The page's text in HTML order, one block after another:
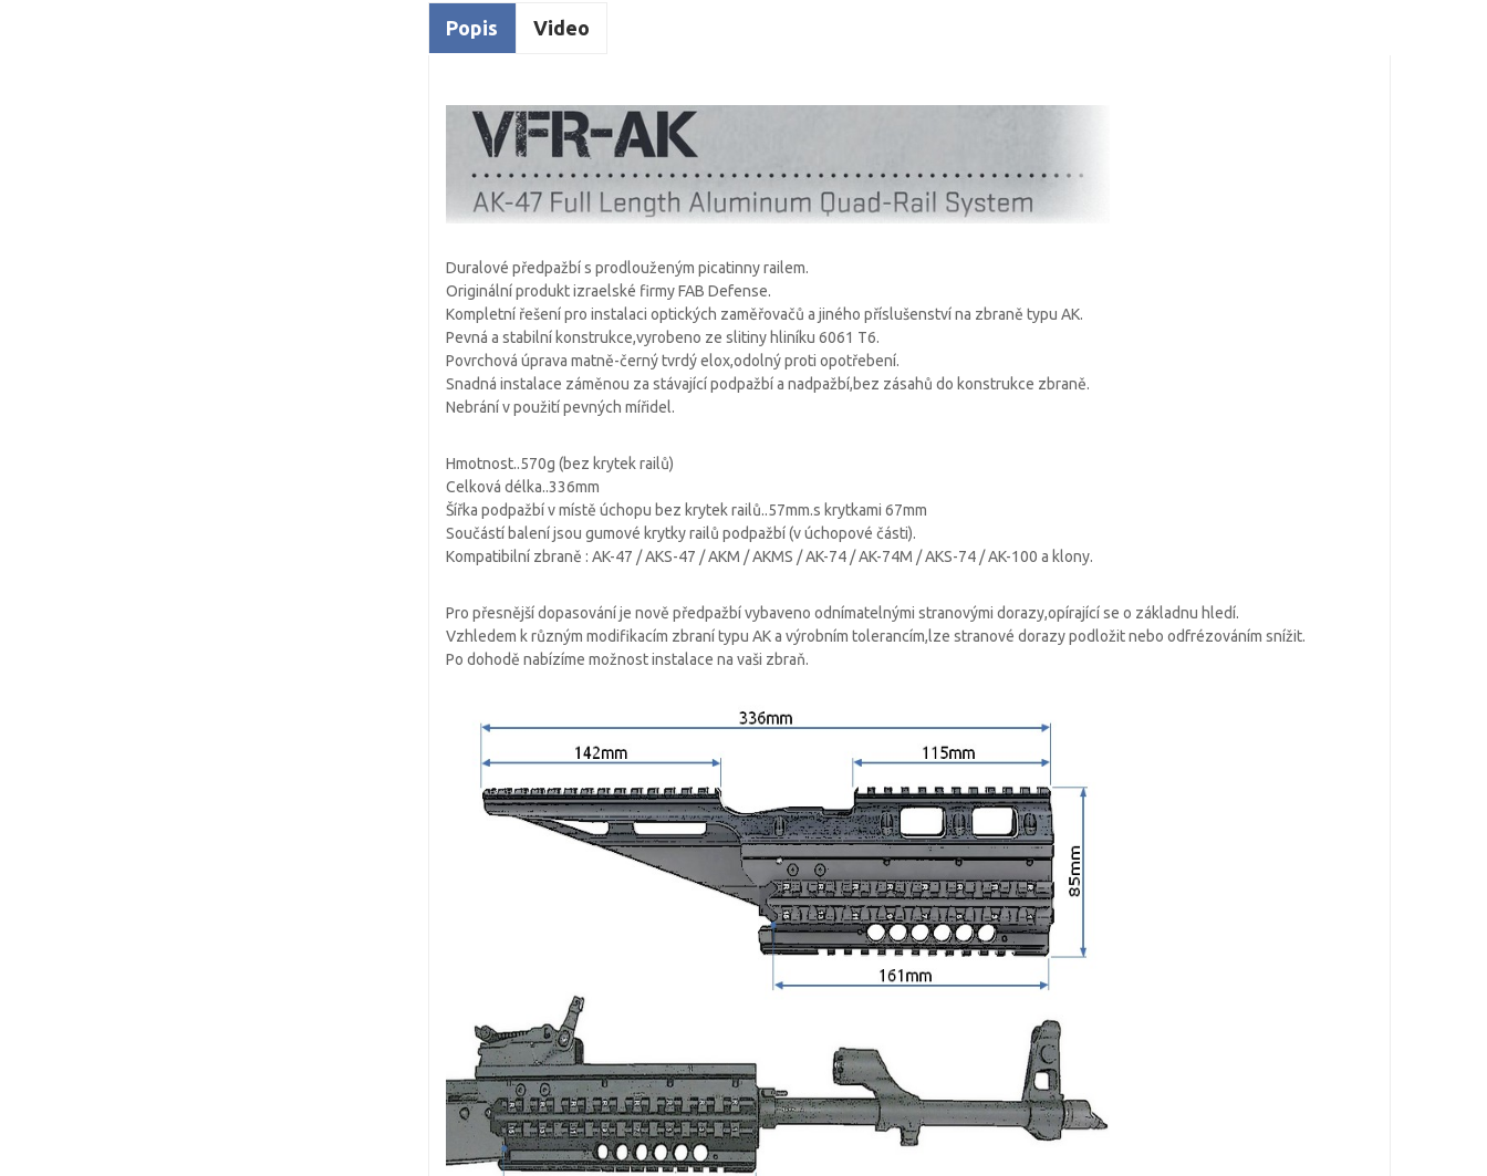
Popis Video
Duralové předpažbí s prodlouženým picatinny railem.
Originální produkt izraelské firmy FAB Defense.
Kompletní řešení pro instalaci optických zaměřovačů a jiného příslušenství na zbraně typu AK.
Pevná a stabilní konstrukce,vyrobeno ze slitiny hliníku 6061 T6.
Povrchová úprava matně-černý tvrdý elox,odolný proti opotřebení.
Snadná instalace záměnou za stávající podpažbí a nadpažbí,bez zásahů do konstrukce zbraně.
Nebrání v použití pevných mířidel.
Hmotnost..570g (bez krytek railů)
Celková délka..336mm
Šířka podpažbí v místě úchopu bez krytek railů..57mm.s krytkami 67mm
Součástí balení jsou gumové krytky railů podpažbí (v úchopové části).
Kompatibilní zbraně : AK-47 / AKS-47 / AKM / AKMS / AK-74 / AK-74M / AKS-74 / AK-100 a klony.
Pro přesnější dopasování je nově předpažbí vybaveno odnímatelnými stranovými dorazy,opírající se o základnu hledí.
Vzhledem k různým modifikacím zbraní typu AK a výrobním tolerancím,lze stranové dorazy podložit nebo odfrézováním snížit.
Po dohodě nabízíme možnost instalace na vaši zbraň.